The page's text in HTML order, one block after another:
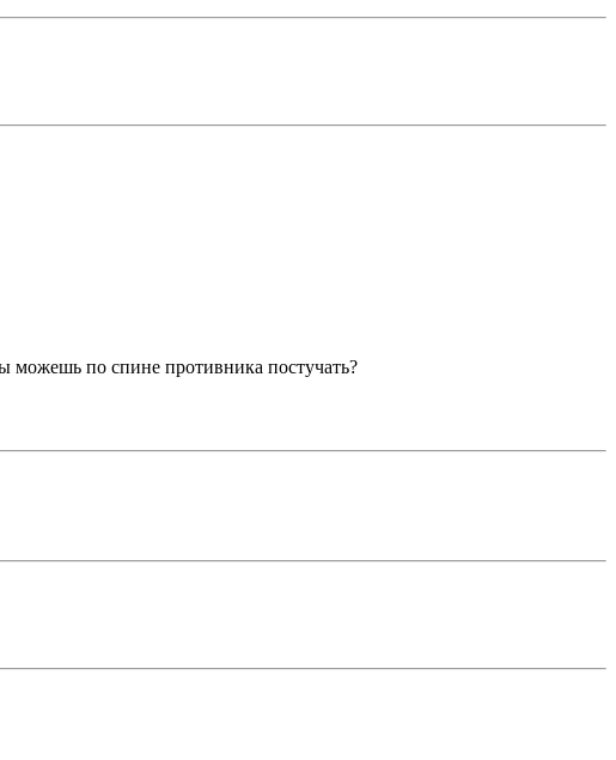
по спине противника постучать?